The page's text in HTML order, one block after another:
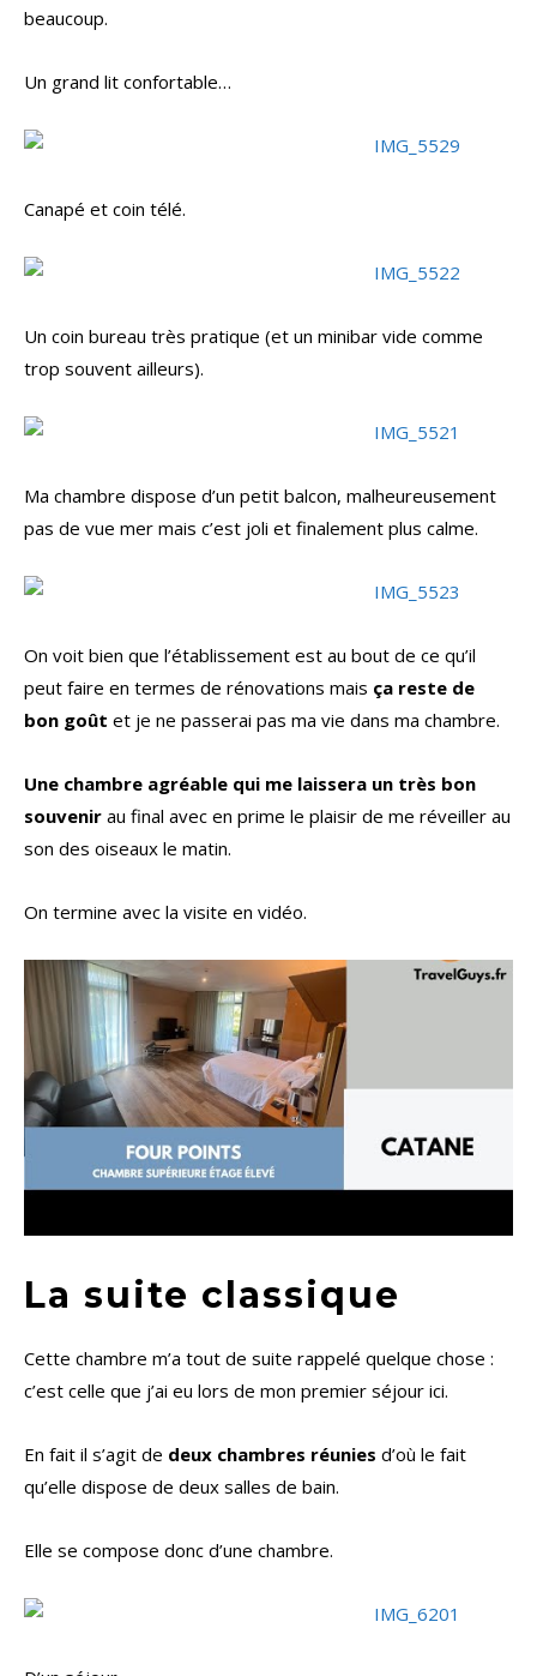
beaucoup.
Un grand lit confortable…
Canapé et coin télé.
Un coin bureau très pratique (et un minibar vide comme
trop souvent ailleurs).
Ma chambre dispose d’un petit balcon, malheureusement
pas de vue mer mais c’est joli et finalement plus calme.
On voit bien que l’établissement est au bout de ce qu’il
peut faire en termes de rénovations mais ça reste de
bon goût et je ne passerai pas ma vie dans ma chambre.
Une chambre agréable qui me laissera un très bon
souvenir au final avec en prime le plaisir de me réveiller au
son des oiseaux le matin.
On termine avec la visite en vidéo.
La suite classique
Cette chambre m’a tout de suite rappelé quelque chose :
c’est celle que j’ai eu lors de mon premier séjour ici.
En fait il s’agit de deux chambres réunies d’où le fait
qu’elle dispose de deux salles de bain.
Elle se compose donc d’une chambre.